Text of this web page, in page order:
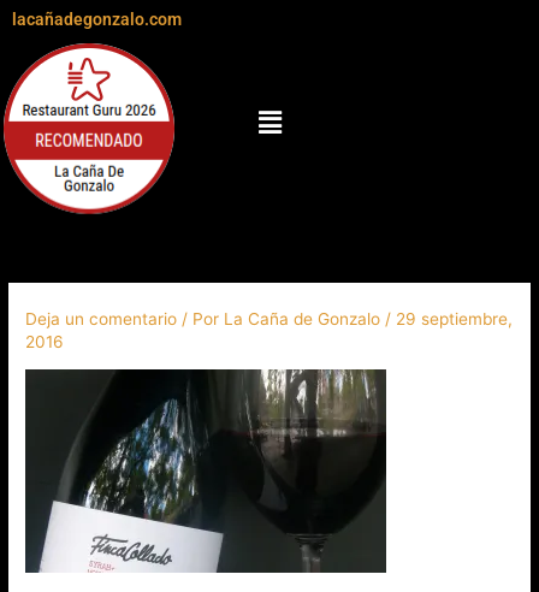
contenido
lacañadegonzalo.com
Menú
Deja un comentario / Por La Caña de Gonzalo / 29 septiembre,
2016